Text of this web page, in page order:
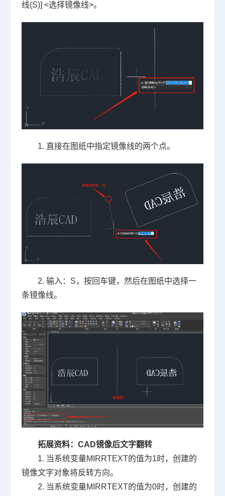
线(S)] <选择镜像线>。
1. 直接在图纸中指定镜像线的两个点。
2. 输入：S，按回车键，然后在图纸中选择一
条镜像线。
拓展资料：CAD镜像后文字翻转
1. 当系统变量MIRRTEXT的值为1时，创建的
镜像文字对象将反转方向。
2. 当系统变量MIRRTEXT的值为0时，创建的